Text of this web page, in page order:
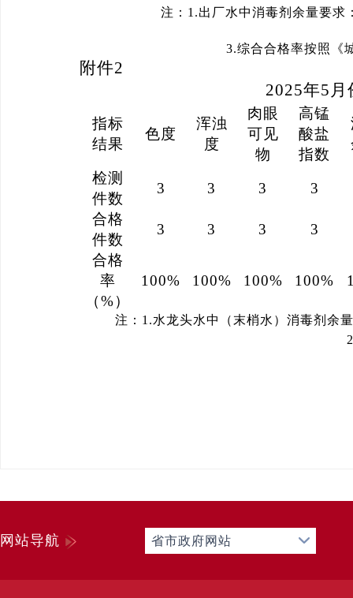
注： 1.出厂水中消毒剂余量要求
3.综合合格率按照《
附件2
2025年5 月
指标
结果
色度
浑浊
度
肉眼
可见
物
高锰
酸盐
指数
检测
件数
3 3 3
3
合格
件数
3 3 3
3
合格
率
（%）
100% 100% 100% 100%
注： 1 .水龙头水中（末梢水）消毒剂余
2
网站导航 省市政府网站